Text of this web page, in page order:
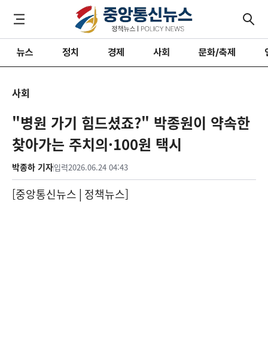
뉴스 정치 경제 사회 문화/축제
사회
"병원 가기 힘드셨죠?" 박종원이 약속한
찾아가는 주치의·100원 택시
박종하 기자입력2026.06.24 04:43
[중앙통신뉴스│정책뉴스]